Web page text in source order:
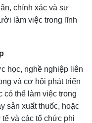
chính xác và sự
làm việc trong lĩnh
học, nghề nghiệp liên
và cơ hội phát triển
có thể làm việc trong
sản xuất thuốc, hoặc
và các tổ chức phi